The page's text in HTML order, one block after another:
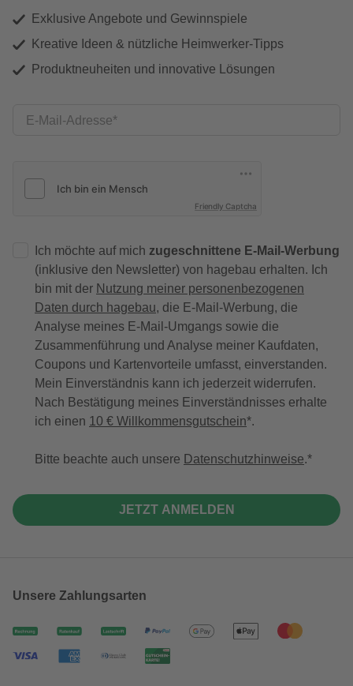
Exklusive Angebote und Gewinnspiele
Kreative Ideen & nützliche Heimwerker-Tipps
Produktneuheiten und innovative Lösungen
E-Mail-Adresse
Friendly Captcha
Ich möchte auf mich zugeschnittene E-Mail-Werbung
(inklusive den Newsletter) von hagebau erhalten. Ich
bin mit der Nutzung meiner personenbezogenen
Daten durch hagebau, die E-Mail-Werbung, die
Analyse meines E-Mail-Umgangs sowie die
Zusammenführung und Analyse meiner Kaufdaten,
Coupons und Kartenvorteile umfasst, einverstanden.
Mein Einverständnis kann ich jederzeit widerrufen.
Nach Bestätigung meines Einverständnisses erhalte
ich einen 10 € Willkommensgutschein*.
Bitte beachte auch unsere Datenschutzhinweise.
JETZT ANMELDEN
Unsere Zahlungsarten